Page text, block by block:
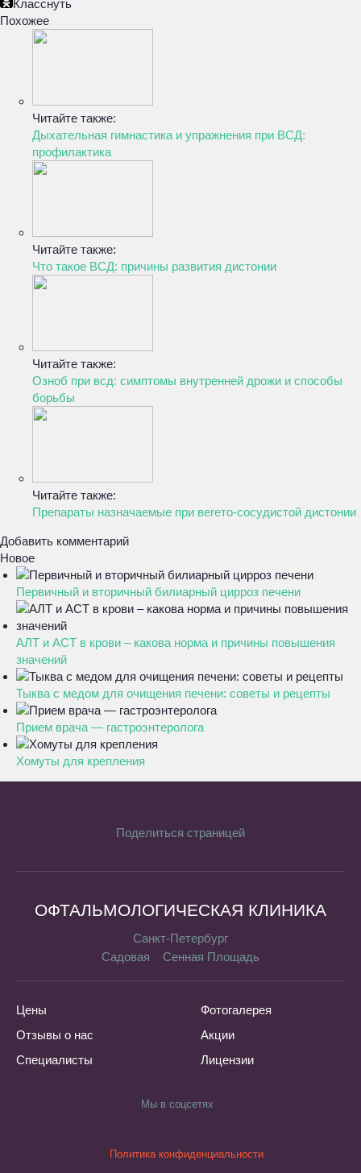
Класснуть
Похожее
Читайте также:
Дыхательная гимнастика и упражнения при ВСД:
профилактика
Читайте также:
Что такое ВСД: причины развития дистонии
Читайте также:
Озноб при всд: симптомы внутренней дрожи и способы
борьбы
Читайте также:
Препараты назначаемые при вегето-сосудистой дистонии
Добавить комментарий
Новое
Первичный и вторичный билиарный цирроз печени
АЛТ и АСТ в крови – какова норма и причины повышения
значений
Тыква с медом для очищения печени: советы и рецепты
Прием врача — гастроэнтеролога
Хомуты для крепления
Поделиться страницей
ОФТАЛЬМОЛОГИЧЕСКАЯ КЛИНИКА
Санкт-Петербург
Садовая
Сенная Площадь
Цены
Отзывы о нас
Специалисты
Фотогалерея
Акции
Лицензии
Мы в соцсетях
Политика конфиденциальности